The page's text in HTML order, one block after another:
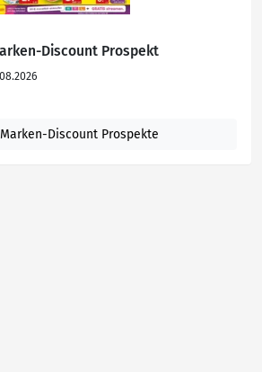
Discount Prospekt
Discount Prospekte